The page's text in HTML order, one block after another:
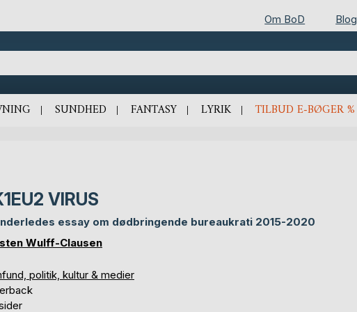
Om BoD Blog
SUNDHED FANTASY LYRIK TILBUD E-BØGER %
VIRUS
essay om dødbringende bureaukrati 2015-2020
Wulff-Clausen
politik, kultur & medier